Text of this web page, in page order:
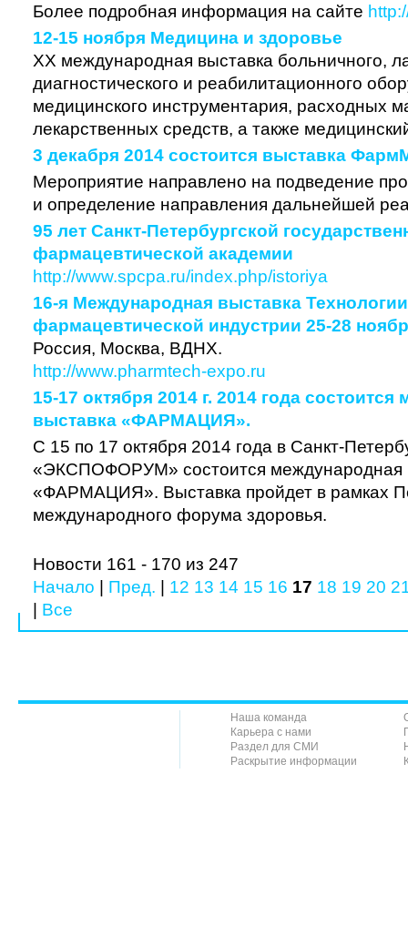
Более подробная информация на сайте
12-15 ноября Медицина и здоровье
XX международная выставка больничного,
диагностического и реабилитационного
медицинского инструментария, расходных
лекарственных средств, а также
3 декабря 2014 состоится выставка
Мероприятие направлено на подведение
и определение направления дальнейшей
95 лет Санкт-Петербургской
фармацевтической академии
http://www.spcpa.ru/index.php/istoriya
16-я Международная выставка Технологии
фармацевтической индустрии 25-28
Россия, Москва, ВДНХ.
http://www.pharmtech-expo.ru
15-17 октября 2014 г. 2014 года
выставка «ФАРМАЦИЯ».
C 15 по 17 октября 2014 года в Санкт-
«ЭКСПОФОРУМ» состоится международная
«ФАРМАЦИЯ». Выставка пройдет в рамках
международного форума здоровья.
Новости 161 - 170 из 247
Начало
Пред. 12 13 14 15 16 17 18 19 20
Все
Наша команда
Карьера с нами
Раздел для СМИ
Раскрытие информации